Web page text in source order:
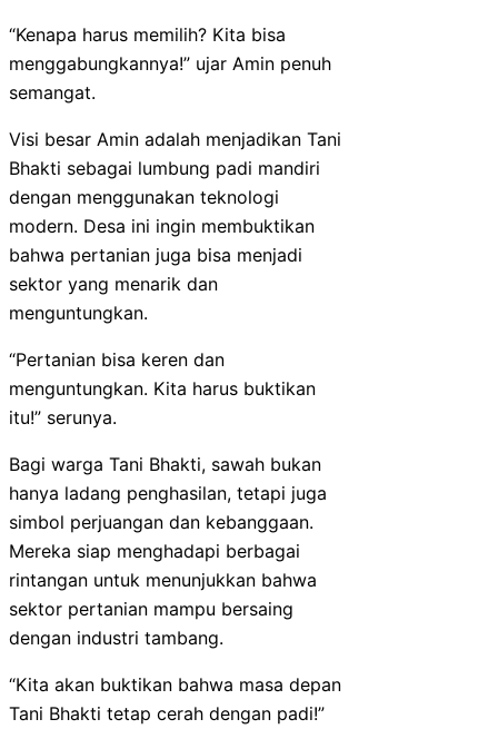
“Kenapa harus memilih? Kita bisa
menggabungkannya!” ujar Amin penuh
semangat.
Visi besar Amin adalah menjadikan Tani
Bhakti sebagai lumbung padi mandiri
dengan menggunakan teknologi
modern. Desa ini ingin membuktikan
bahwa pertanian juga bisa menjadi
sektor yang menarik dan
menguntungkan.
“Pertanian bisa keren dan
menguntungkan. Kita harus buktikan
itu!” serunya.
Bagi warga Tani Bhakti, sawah bukan
hanya ladang penghasilan, tetapi juga
simbol perjuangan dan kebanggaan.
Mereka siap menghadapi berbagai
rintangan untuk menunjukkan bahwa
sektor pertanian mampu bersaing
dengan industri tambang.
“Kita akan buktikan bahwa masa depan
Tani Bhakti tetap cerah dengan padi!”